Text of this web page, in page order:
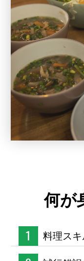
何が
料理スキ